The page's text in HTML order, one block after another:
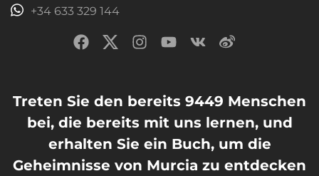
+34 633 329 144
Treten Sie den bereits 9449 Menschen
bei, die bereits mit uns lernen, und
erhalten Sie ein Buch, um die
Geheimnisse von Murcia zu entdecken